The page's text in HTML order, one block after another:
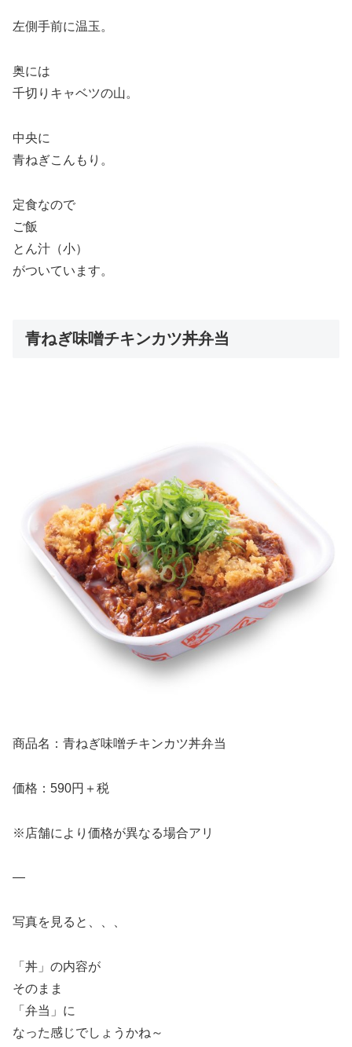
左側手前に温玉。
奥には
千切りキャベツの山。
中央に
青ねぎこんもり。
定食なので
ご飯
とん汁（小）
がついています。
青ねぎ味噌チキンカツ丼弁当
商品名：青ねぎ味噌チキンカツ丼弁当
価格：590円＋税
※店舗により価格が異なる場合アリ
—
写真を見ると、、、
「丼」の内容が
そのまま
「弁当」に
なった感じでしょうかね～